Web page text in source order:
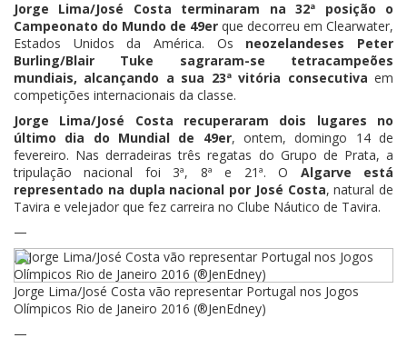
Jorge Lima/José Costa terminaram na 32ª posição o
Campeonato do Mundo de 49er que decorreu em Clearwater,
Estados Unidos da América. Os neozelandeses Peter
Burling/Blair Tuke sagraram-se tetracampeões
mundiais, alcançando a sua 23ª vitória consecutiva em
competições internacionais da classe.
Jorge Lima/José Costa recuperaram dois lugares no
último dia do Mundial de 49er, ontem, domingo 14 de
fevereiro. Nas derradeiras três regatas do Grupo de Prata, a
tripulação nacional foi 3ª, 8ª e 21ª. O Algarve está
representado na dupla nacional por José Costa, natural de
Tavira e velejador que fez carreira no Clube Náutico de Tavira.
—
Jorge Lima/José Costa vão representar Portugal nos Jogos
Olímpicos Rio de Janeiro 2016 (®JenEdney)
—